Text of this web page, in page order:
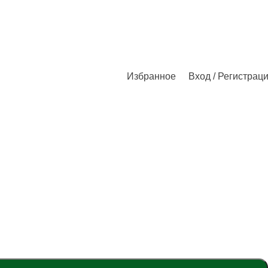
Избранное
Вход /